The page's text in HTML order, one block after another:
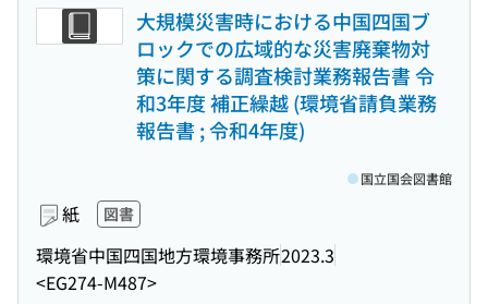
大規模災害時における中国四国ブ
ロックでの広域的な災害廃棄物対
策に関する調査検討業務報告書 令
和3年度 補正繰越 (環境省請負業務
報告書 ; 令和4年度)
紙 図書
環境省中国四国地方環境事務所2023.3
<EG274-M487>
国立国会図書館